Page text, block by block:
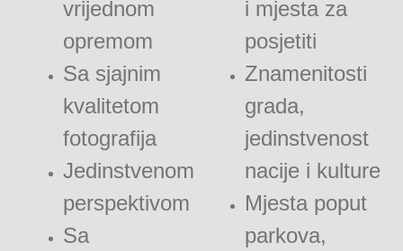
vrijednom
opremom
Sa sjajnim
kvalitetom
fotografija
Jedinstvenom
perspektivom
Sa
i mjesta za
posjetiti
Znamenitosti
grada,
jedinstvenost
nacije i kulture
Mjesta poput
parkova,